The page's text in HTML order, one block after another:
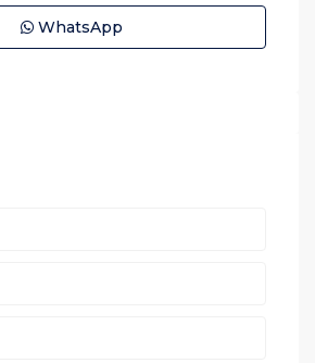
WhatsApp